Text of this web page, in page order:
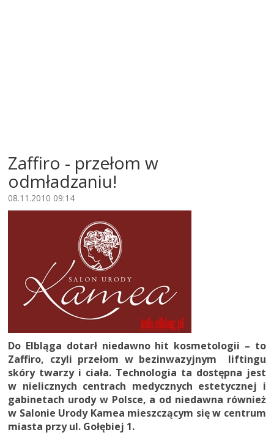
Zaffiro - przełom w
odmładzaniu!
08.11.2010 09:14
Do Elbląga dotarł niedawno hit kosmetologii – to
Zaffiro, czyli przełom w bezinwazyjnym liftingu
skóry twarzy i ciała. Technologia ta dostępna jest
w nielicznych centrach medycznych estetycznej i
gabinetach urody w Polsce, a od niedawna również
w Salonie Urody Kamea mieszczącym się w centrum
miasta przy ul. Gołębiej 1.